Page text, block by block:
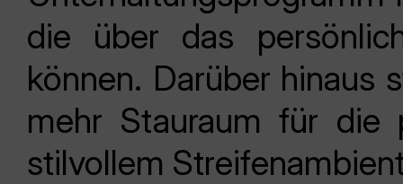
die über das
können. Darüber hinaus
mehr Stauraum für die
stilvollem